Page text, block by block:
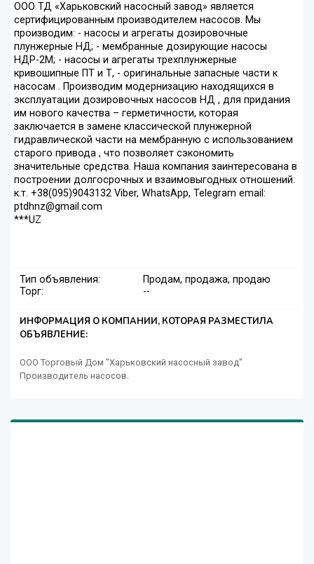
ООО ТД «Харьковский насосный завод» является
сертифицированным производителем насосов. Мы
производим: - насосы и агрегаты дозировочные
плунжерные НД; - мембранные дозирующие насосы
НДР-2М; - насосы и агрегаты трехплунжерные
кривошипные ПТ и Т, - оригинальные запасные части к
насосам . Производим модернизацию находящихся в
эксплуатации дозировочных насосов НД , для придания
им нового качества – герметичности, которая
заключается в замене классической плунжерной
гидравлической части на мембранную с использованием
старого привода , что позволяет сэкономить
значительные средства. Наша компания заинтересована в
построении долгосрочных и взаимовыгодных отношений.
к.т. +38(095)9043132 Viber, WhatsApp, Telegram email:
ptdhnz@gmail.com
***UZ
Тип объявления:
Продам, продажа, продаю
Торг:
--
ИНФОРМАЦИЯ О КОМПАНИИ, КОТОРАЯ РАЗМЕСТИЛА
ОБЪЯВЛЕНИЕ:
ООО Торговый Дом "Харьковский насосный завод"
Производитель насосов.